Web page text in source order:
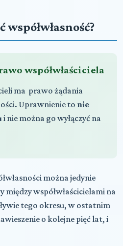
współwłasność?
współwłaściciela
ma prawo żądania
Uprawnienie to nie
i nie można go wyłączyć na
można jedynie
między współwłaścicielami na
tego okresu, w ostatnim
o kolejne pięć lat, i